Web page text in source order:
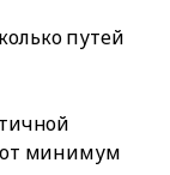
путей
минимум